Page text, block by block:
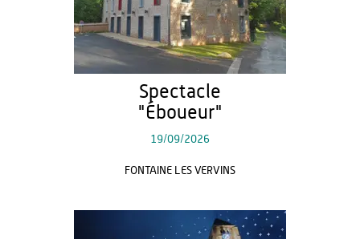
Spectacle
"Éboueur"
19/09/2026
FONTAINE LES VERVINS